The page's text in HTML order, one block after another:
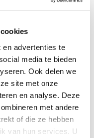
en advertenties te
media te bieden
Ook delen we
site met onze
en analyse. Deze
met andere
of die ze hebben
van hun services. U